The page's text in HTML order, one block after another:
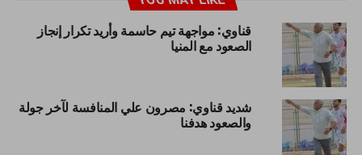
قناوي: مواجهة تيم حاسمة وأريد تكرار إنجاز
الصعود مع المنيا
شديد قناوي: مصرون علي المنافسة لآخر جولة
والصعود هدفنا